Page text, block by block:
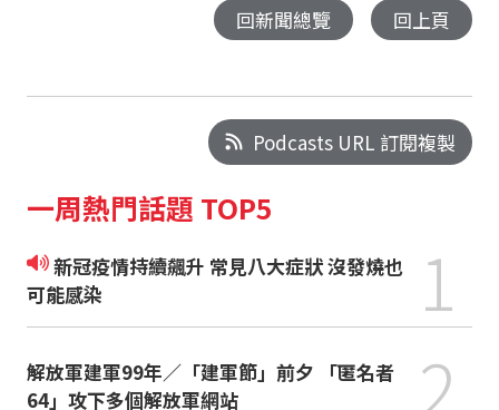
回新聞總覽 回上頁
Podcasts URL 訂閱複製
一周熱門話題 TOP5
新冠疫情持續飆升 常見八大症狀 沒發燒也
可能感染
1
解放軍建軍99年／「建軍節」前夕 「匿名者
64」攻下多個解放軍網站
2